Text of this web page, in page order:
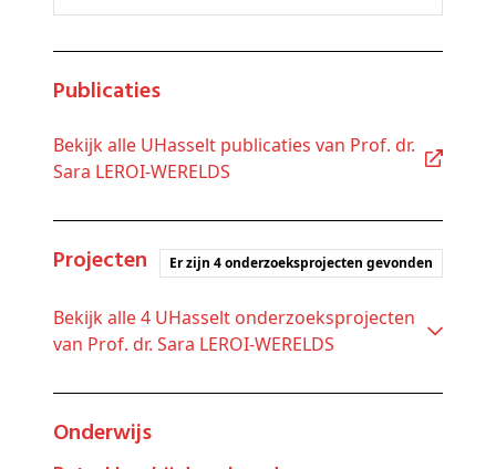
Publicaties
Bekijk alle UHasselt publicaties van Prof. dr.
Sara LEROI-WERELDS
Projecten Er zijn 4 onderzoeksprojecten gevonden
Bekijk alle 4 UHasselt onderzoeksprojecten
van Prof. dr. Sara LEROI-WERELDS
Onderwijs